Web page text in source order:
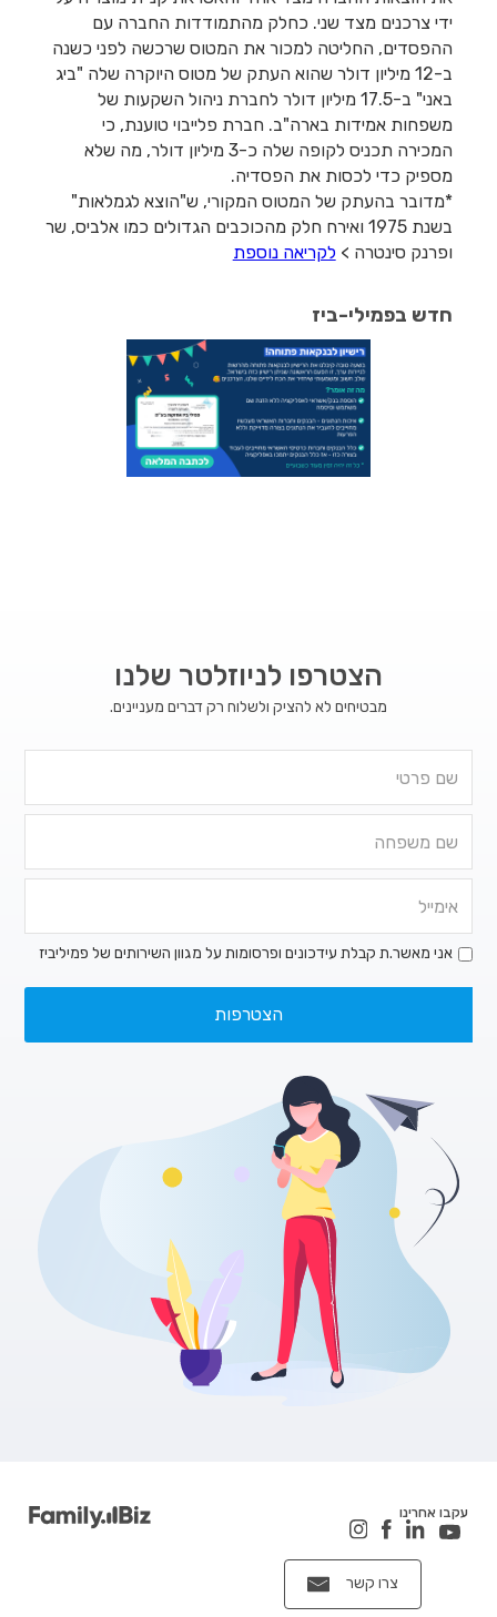
ידי צרכנים מצד שני. כחלק מהתמודדות החברה עם
ההפסדים, החליטה למכור את המטוס שרכשה לפני כשנה
ב-12 מיליון דולר שהוא העתק של מטוס היוקרה שלה "ביג
באני" ב-17.5 מיליון דולר לחברת ניהול השקעות של
משפחות אמידות בארה"ב. חברת פלייבוי טוענת, כי
המכירה תכניס לקופה שלה כ-3 מיליון דולר, מה שלא
מספיק כדי לכסות את הפסדיה.
*מדובר בהעתק של המטוס המקורי, ש"הוצא לגמלאות"
בשנת 1975 ואירח חלק מהכוכבים הגדולים כמו אלביס, שר
ופרנק סינטרה > לקריאה נוספת
חדש בפמילי-ביז
הצטרפו לניוזלטר שלנו
מבטיחים לא להציק ולשלוח רק דברים מעניינים.
אני מאשר.ת קבלת עידכונים ופרסומות על מגוון השירותים של פמיליביז
צרו קשר
עקבו אחרינו